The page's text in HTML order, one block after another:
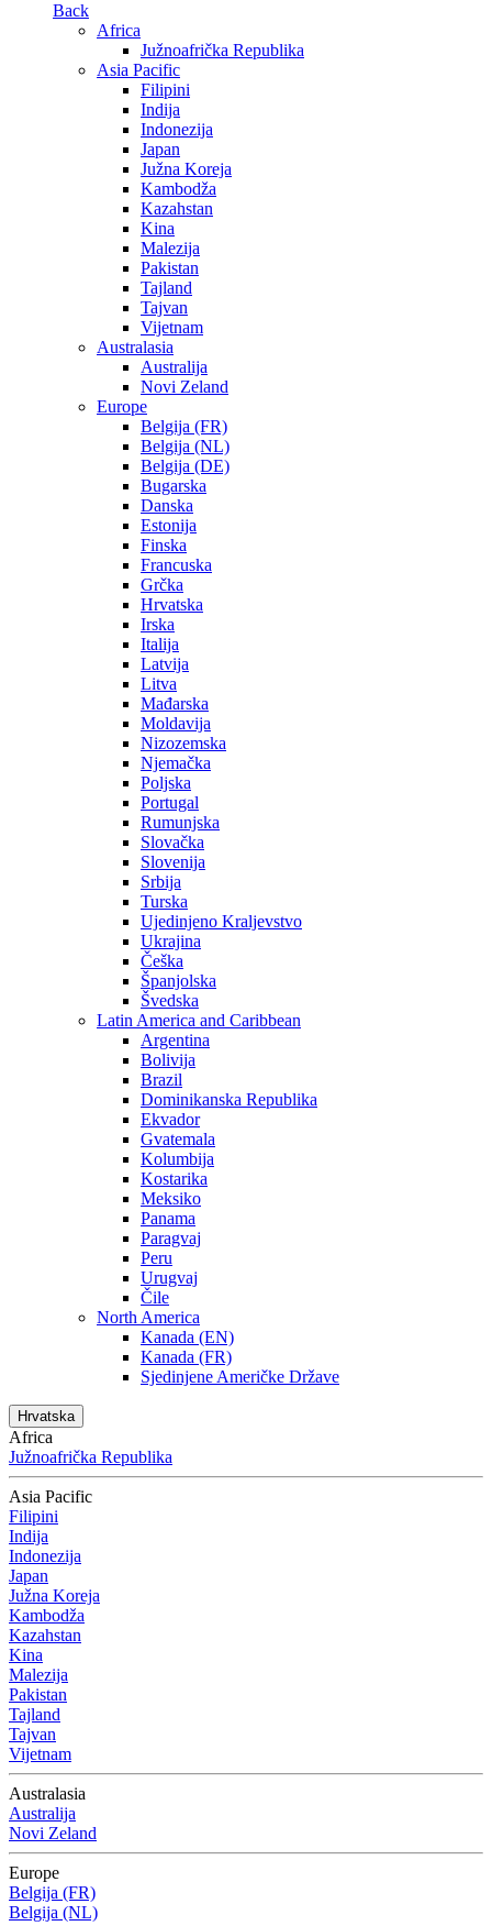
Back
Africa
Južnoafrička Republika
Asia Pacific
Filipini
Indija
Indonezija
Japan
Južna Koreja
Kambodža
Kazahstan
Kina
Malezija
Pakistan
Tajland
Tajvan
Vijetnam
Australasia
Australija
Novi Zeland
Europe
Belgija (FR)
Belgija (NL)
Belgija (DE)
Bugarska
Danska
Estonija
Finska
Francuska
Grčka
Hrvatska
Irska
Italija
Latvija
Litva
Mađarska
Moldavija
Nizozemska
Njemačka
Poljska
Portugal
Rumunjska
Slovačka
Slovenija
Srbija
Turska
Ujedinjeno Kraljevstvo
Ukrajina
Češka
Španjolska
Švedska
Latin America and Caribbean
Argentina
Bolivija
Brazil
Dominikanska Republika
Ekvador
Gvatemala
Kolumbija
Kostarika
Meksiko
Panama
Paragvaj
Peru
Urugvaj
Čile
North America
Kanada (EN)
Kanada (FR)
Sjedinjene Američke Države
Hrvatska
Africa
Južnoafrička Republika
Asia Pacific
Filipini
Indija
Indonezija
Japan
Južna Koreja
Kambodža
Kazahstan
Kina
Malezija
Pakistan
Tajland
Tajvan
Vijetnam
Australasia
Australija
Novi Zeland
Europe
Belgija (FR)
Belgija (NL)